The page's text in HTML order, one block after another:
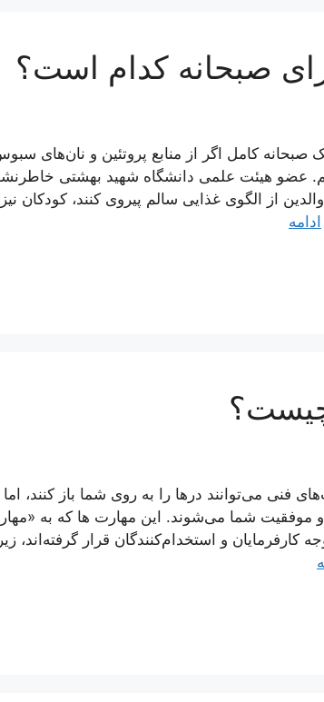
صبحانه کدام است؟
صبحانه کامل اگر از منابع پروتئین و نان‌های
عضو هیئت علمی دانشگاه شهید بهشتی
از الگوی غذایی سالم پیروی کنند، کودکان
ادامه
فنی می‌توانند درها را به روی شما باز کنند،
و موفقیت شما می‌شوند. این مهارت ها که به
کارفرمایان و استخدام‌کنندگان قرار گرفته‌اند،